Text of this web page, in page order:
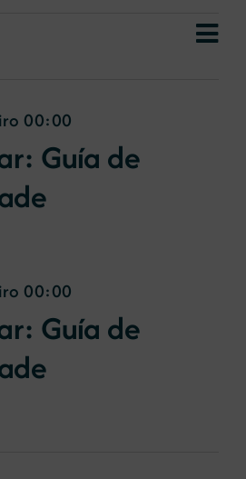
Day
Guía de
00:00
Guía de
00:00